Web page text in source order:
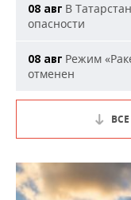
08 авг В
опасности
08 авг Режим
отменен